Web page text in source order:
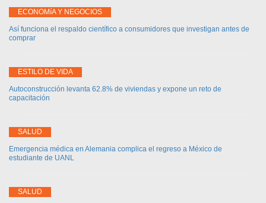
ECONOMíA Y NEGOCIOS
Así funciona el respaldo científico a consumidores que investigan antes de
comprar
ESTILO DE VIDA
Autoconstrucción levanta 62.8% de viviendas y expone un reto de
capacitación
SALUD
Emergencia médica en Alemania complica el regreso a México de
estudiante de UANL
SALUD